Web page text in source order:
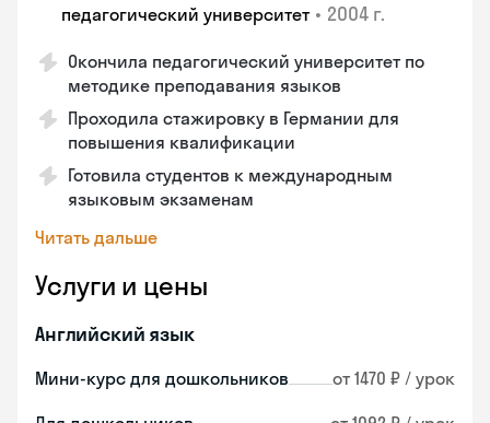
педагогический университет • 2004 г.
Окончила педагогический университет по
методике преподавания языков
Проходила стажировку в Германии для
повышения квалификации
Готовила студентов к международным
языковым экзаменам
Читать дальше
Услуги и цены
Английский язык
Мини-курс для дошкольников от 1470 ₽ / урок